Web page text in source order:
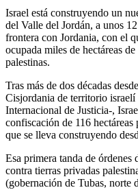
Israel está construyendo un
del Valle del Jordán, a unos
frontera con Jordania, con el
ocupada miles de hectáreas
palestinas.
Tras más de dos décadas
Cisjordania de territorio
Internacional de Justicia-,
confiscación de 116 hectáreas
que se lleva construyendo
Esa primera tanda de órdenes
contra tierras privadas
(gobernación de Tubas, norte